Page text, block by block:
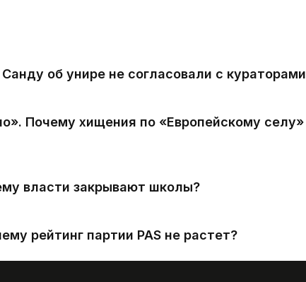
об унире не согласовали с кураторами
Почему хищения по «Европейскому селу»
власти закрывают школы?
рейтинг партии PAS не растет?